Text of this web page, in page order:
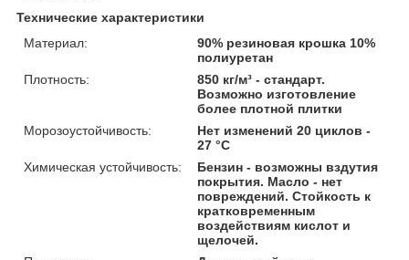
Технические характеристики
Материал:
90% резиновая крошка 10%
полиуретан
Плотность:
850 кг/м³ - стандарт.
Возможно изготовление
более плотной плитки
Морозоустойчивость:
Нет изменений 20 циклов -
27 °С
Химическая устойчивость:
Бензин - возможны вздутия
покрытия. Масло - нет
повреждений. Стойкость к
кратковременным
воздействиям кислот и
щелочей.